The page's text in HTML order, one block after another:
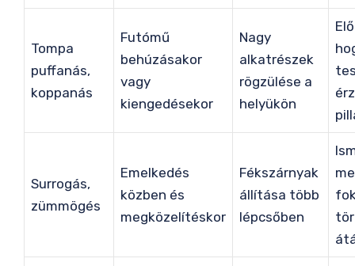
Tompa
puffanás,
koppanás
Futómű
behúzásakor
vagy
kiengedésekor
Nagy
alkatrészek
rögzülése a
helyükön
Surrogás,
zümmögés
Emelkedés
közben és
megközelítéskor
Fékszárnyak
állítása több
lépcsőben